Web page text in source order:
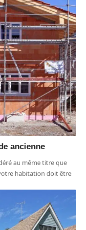
ancienne
au même titre que
votre habitation doit être